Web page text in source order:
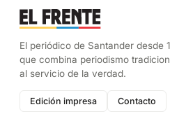
El periódico de Santander desde
que combina periodismo
al servicio de la verdad.
Edición impresa Contacto